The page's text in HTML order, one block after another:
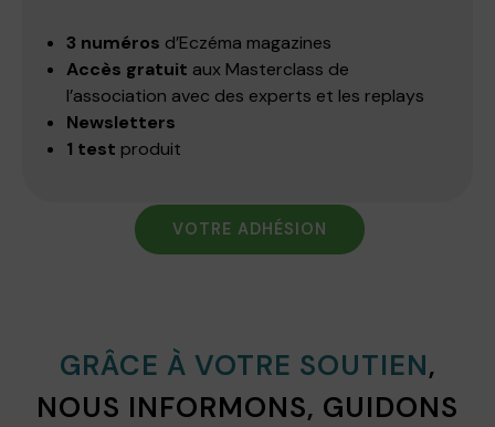
3 numéros d’Eczéma magazines
Accès gratuit aux Masterclass de
l’association avec des experts et les replays
Newsletters
1 test produit
VOTRE ADHÉSION
GRÂCE À VOTRE SOUTIEN,
NOUS INFORMONS, GUIDONS